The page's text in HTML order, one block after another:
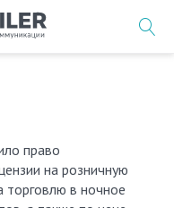
на розничную
торговлю в ночное